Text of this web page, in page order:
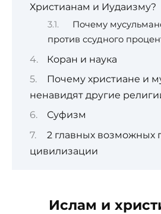
Христианам и Иудаизму?
Почему
против ссудного
Коран и наука
Почему христиане и
ненавидят другие
Суфизм
2 главных возможных
цивилизации
Ислам и